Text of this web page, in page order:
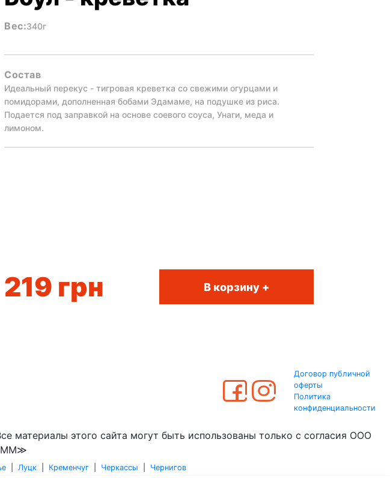
Вес:340г
Состав
Идеальный перекус - тигровая креветка со свежими огурцами и
помидорами, дополненная бобами Эдамаме, на подушке из риса.
Подается под заправкой на основе соевого соуса, Унаги, меда и
лимоном.
219 грн В корзину +
Договор публичной
оферты
Политика
конфиденциальности
материалы этого сайта могут быть использованы только с согласия ООО
Луцк Кременчуг Черкассы Чернигов